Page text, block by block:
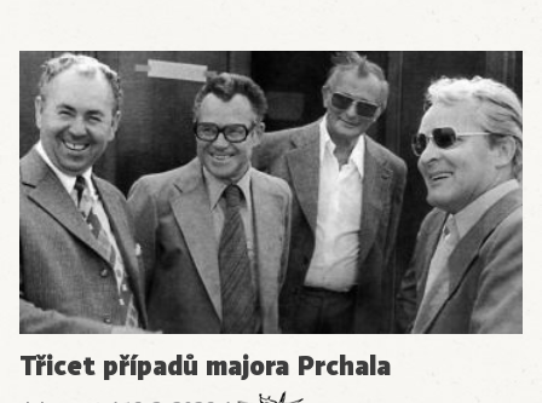
Třicet případů majora Prchala